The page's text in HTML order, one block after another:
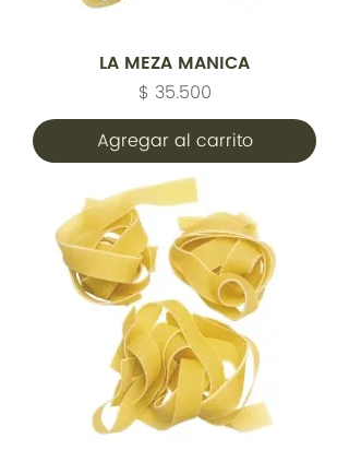
LA MEZA MANICA
Precio
$ 35.500
Agregar al carrito